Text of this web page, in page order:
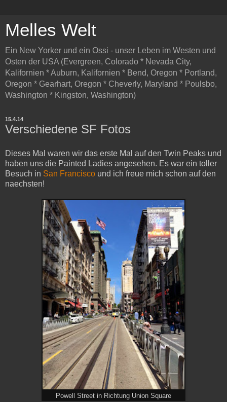
Melles Welt
Ein New Yorker und ein Ossi - unser Leben im Westen und
Osten der USA (Evergreen, Colorado * Nevada City,
Kalifornien * Auburn, Kalifornien * Bend, Oregon * Portland,
Oregon * Gearhart, Oregon * Cheverly, Maryland * Poulsbo,
Washington * Kingston, Washington)
15.4.14
Verschiedene SF Fotos
Dieses Mal waren wir das erste Mal auf den Twin Peaks und
haben uns die Painted Ladies angesehen. Es war ein toller
Besuch in San Francisco und ich freue mich schon auf den
naechsten!
Powell Street in Richtung Union Square